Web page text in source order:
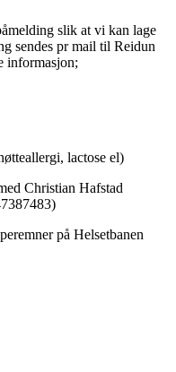
slik at vi kan lage
sendes pr mail til Reidun
informasjon;
lactose el)
Christian Hafstad
på Helsetbanen